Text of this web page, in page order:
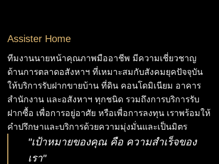
Assister Home
ทีมงานนายหน้าคุณภาพมืออาชีพ มีความเชี่ยวชาญ
ด้านการตลาดอสังหาฯ ที่เหมาะสมกับสังคมยุคปัจจุบัน
ให้บริการรับฝากขายบ้าน ที่ดิน คอนโดมิเนียม อาคาร
สำนักงาน และอสังหาฯ ทุกชนิด รวมถึงการบริการรับ
ฝากซื้อ เพื่อการอยู่อาศัย หรือเพื่อการลงทุน เราพร้อมให้
คำปรึกษาและบริการด้วยความมุ่งมั่นและเป็นมิตร
"เป้าหมายของคุณ คือ ความสำเร็จของ
เรา"